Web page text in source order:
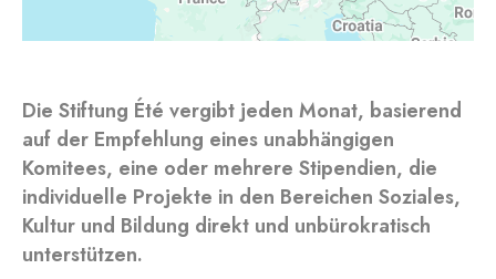
Die Stiftung Été vergibt jeden Monat, basierend
auf der Empfehlung eines unabhängigen
Komitees, eine oder mehrere Stipendien, die
individuelle Projekte in den Bereichen Soziales,
Kultur und Bildung direkt und unbürokratisch
unterstützen.